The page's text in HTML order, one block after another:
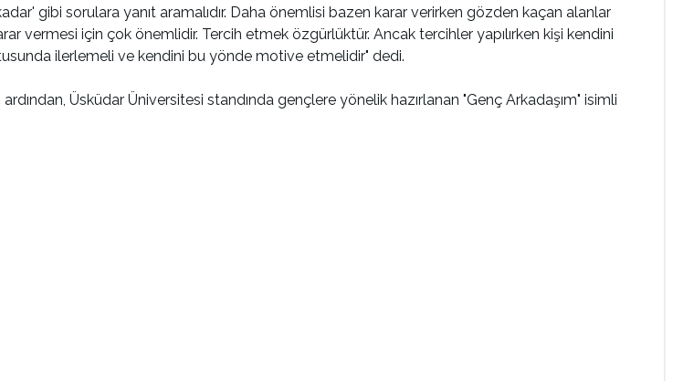
gibi sorulara yanıt aramalıdır. Daha önemlisi bazen karar verirken gözden kaçan alanlar
vermesi için çok önemlidir. Tercih etmek özgürlüktür. Ancak tercihler yapılırken kişi kendini
ilerlemeli ve kendini bu yönde motive etmelidir" dedi.
Üsküdar Üniversitesi standında gençlere yönelik hazırlanan "Genç Arkadaşım" isimli